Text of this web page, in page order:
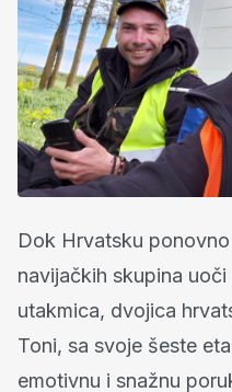
Dok Hrvatsku
navijačkih skupina
utakmica, dvojica
Toni, sa svoje šeste
emotivnu i snažnu